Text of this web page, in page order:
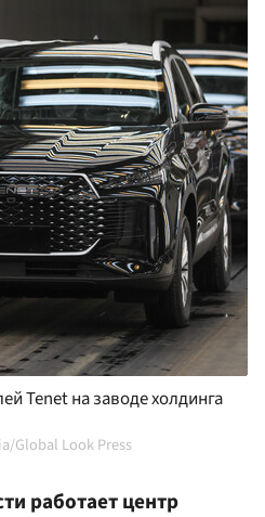
Tenet на заводе холдинга
Global Look Press
работает центр